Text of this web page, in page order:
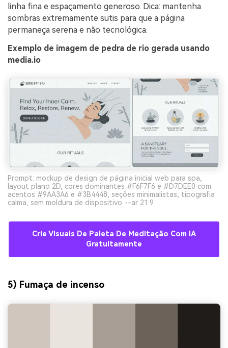
linha fina e espaçamento generoso. Dica: mantenha
sombras extremamente sutis para que a página
permaneça serena e não tecnológica.
Exemplo de imagem de pedra de rio gerada usando
media.io
Prompt: mockup de design de página inicial web para spa,
layout plano 2D, cores dominantes #F6F7F6 e #D7DEE0 com
acentos #9AA3A6 e #3B4448, seções minimalistas, tipografia
calma, sem moldura de dispositivo --ar 21:9
Crie Visuais De Paleta De Meditação Com IA
Gratuitamente
5) Fumaça de incenso